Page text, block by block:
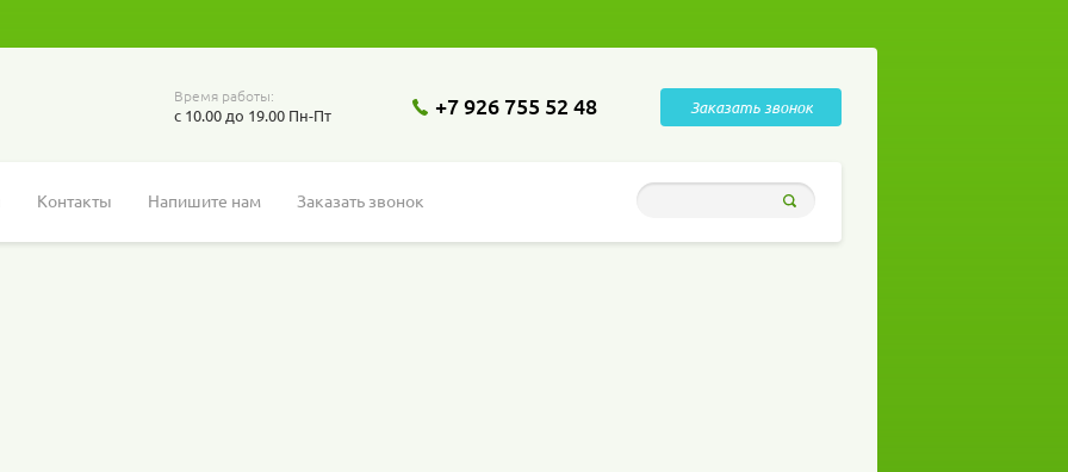
Время работы:
с 10.00 до 19.00 Пн-Пт +7 926 755 52 48 Заказать звонок
Контакты Напишите нам Заказать звонок